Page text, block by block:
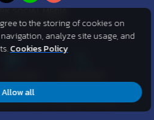
SOCIAL MEDIA
ข่าวสารจาก PlayPark
Rights Reserved. ©2012 Asphere
Limited. All Rights Reserved.
to the storing of cookies on
analyze site usage, and
Cookies Policy
Allow all